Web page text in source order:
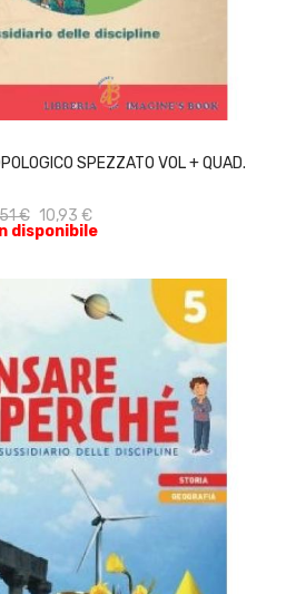
SPEZZATO VOL + QUAD.
€ 10,93 €
disponibile
ACQUISTA